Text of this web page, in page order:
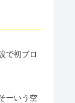
で初ブロ
ーいう空